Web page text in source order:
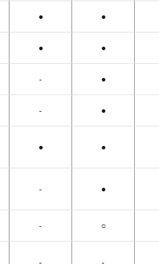
● ●
● ●
- ●
- ●
● ●
- ●
- ○
- -